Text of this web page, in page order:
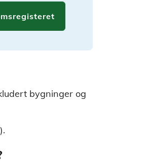
bygninger og